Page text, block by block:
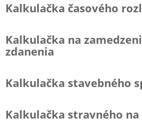
Kalkulačka časového
Kalkulačka na
zdanenia
Kalkulačka stavebného
Kalkulačka stravného na